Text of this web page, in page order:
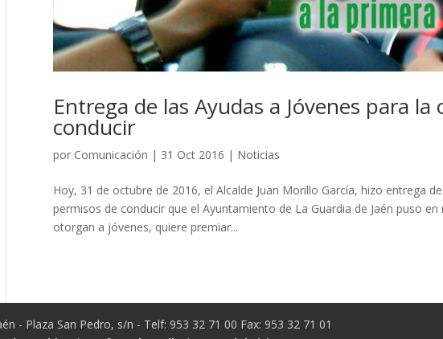
Entrega de las Ayudas a Jóvenes para
conducir
por Comunicación | 31 Oct 2016 | Noticias
Hoy, 31 de octubre de 2016, el Alcalde Juan Morillo García, hizo entrega
permisos de conducir que el Ayuntamiento de La Guardia de Jaén puso
otorgan a jóvenes, quiere premiar...
- Plaza San Pedro, s/n - Telf: 953 32 71 00 Fax: 953 32 71 01